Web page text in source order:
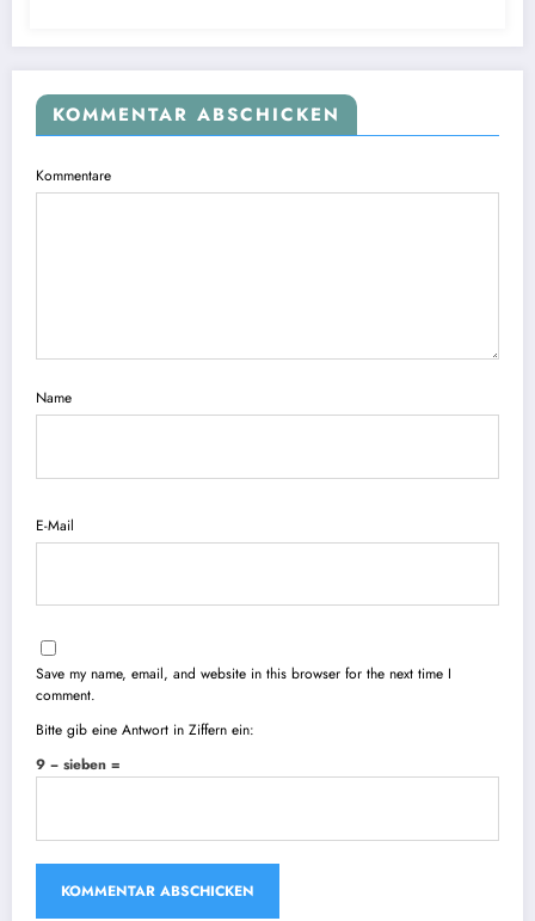
KOMMENTAR ABSCHICKEN
Kommentare
Name
E-Mail
Save my name, email, and website in this browser for the next time I
comment.
Bitte gib eine Antwort in Ziffern ein:
9 − sieben =